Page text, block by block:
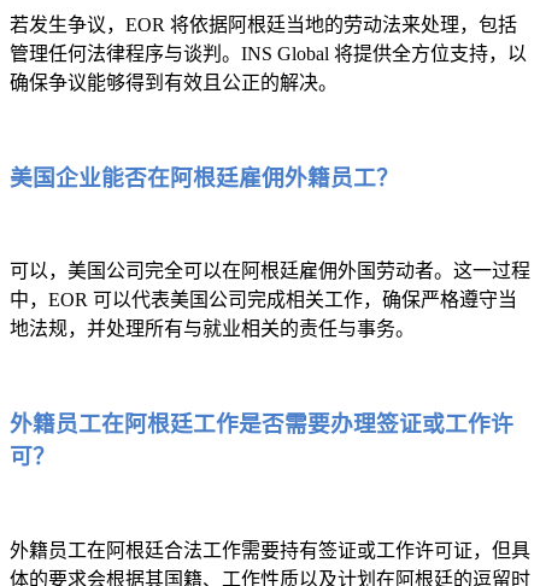
若发生争议，EOR 将依据阿根廷当地的劳动法来处理，包括
管理任何法律程序与谈判。INS Global 将提供全方位支持，以
确保争议能够得到有效且公正的解决。
美国企业能否在阿根廷雇佣外籍员工？
可以，美国公司完全可以在阿根廷雇佣外国劳动者。这一过程
中，EOR 可以代表美国公司完成相关工作，确保严格遵守当
地法规，并处理所有与就业相关的责任与事务。
外籍员工在阿根廷工作是否需要办理签证或工作许
可？
外籍员工在阿根廷合法工作需要持有签证或工作许可证，但具
体的要求会根据其国籍、工作性质以及计划在阿根廷的逗留时